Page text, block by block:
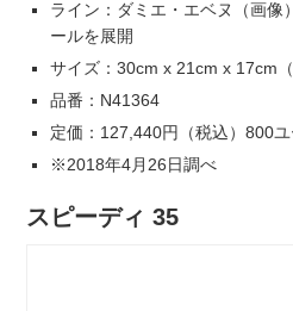
ライン：ダミエ・エベヌ（画像
ールを展開
サイズ：30cm x 21cm x 17cm（
品番：N41364
定価：127,440円（税込）800ユ
※2018年4月26日調べ
スピーディ 35